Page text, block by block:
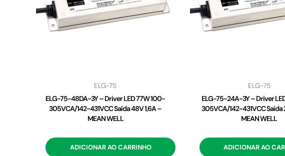
ELG-75
ELG-75-48DA-3Y – Driver LED 77W 100-
305VCA/142-431VCC Saída 48V 1,6A –
MEAN WELL
ADICIONAR AO CARRINHO
ELG-75
ELG-75-24A-3Y – Driver
305VCA/142-431VCC Saída
MEAN WELL
ADICIONAR AO